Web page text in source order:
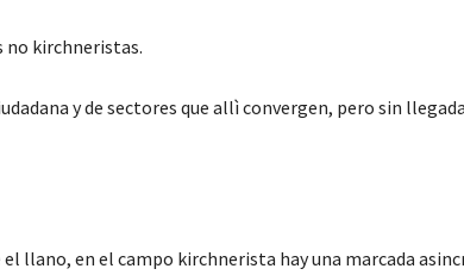
no kirchneristas.
y de sectores que allì convergen, pero sin
llano, en el campo kirchnerista hay una marcada